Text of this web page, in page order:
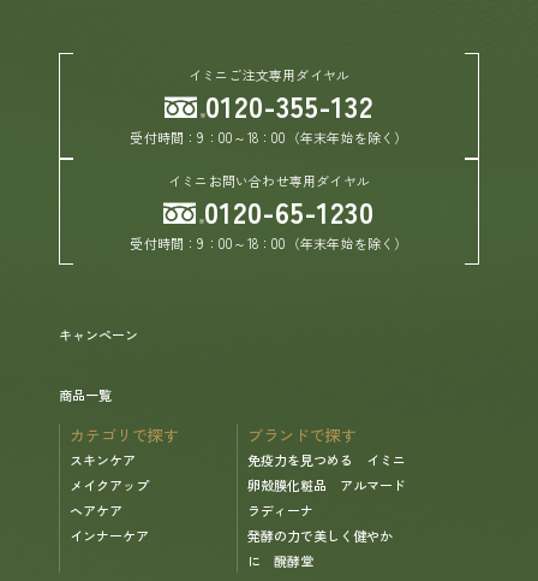
よくあるご質問
定期お届けサービス
キャンペーン
商品一覧
カテゴリで探す
スキンケア
メイクアップ
ヘアケア
インナーケア
ブランドで探す
免疫力を見つめる イミニ
卵殻膜化粧品 アルマード
ラディーナ
発酵の力で美しく健やか
に 醗酵堂
イミニご注文専用ダイヤル
0120-355-132
受付時間：9：00～18：00（年末年始を除く）
イミニお問い合わせ専用ダイヤル
0120-65-1230
受付時間：9：00～18：00（年末年始を除く）